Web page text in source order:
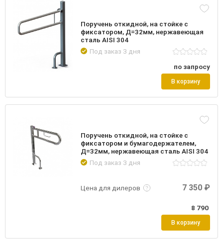
Поручень откидной, на стойке с
фиксатором, Д=32мм, нержавеющая
сталь AISI 304
Под заказ 3 дня
по запросу
В корзину
Поручень откидной, на стойке с
фиксатором и бумагодержателем,
Д=32мм, нержавеющая сталь AISI 304
Под заказ 3 дня
Цена для дилеров
Подробнее Войти
7 350 ₽
8 790
В корзину